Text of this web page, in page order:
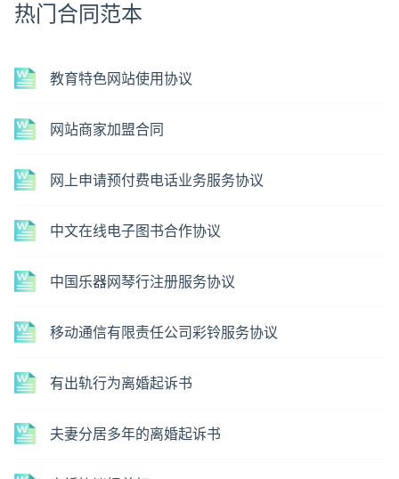
热门合同范本
教育特色网站使用协议
网站商家加盟合同
网上申请预付费电话业务服务协议
中文在线电子图书合作协议
中国乐器网琴行注册服务协议
移动通信有限责任公司彩铃服务协议
有出轨行为离婚起诉书
夫妻分居多年的离婚起诉书